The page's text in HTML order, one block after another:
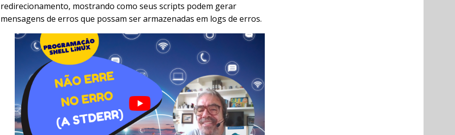
redirecionamento, mostrando como seus scripts podem gerar
mensagens de erros que possam ser armazenadas em logs de erros.